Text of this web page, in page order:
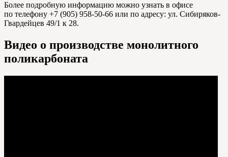
Более подробную информацию можно узнать в офисе
по телефону +7 (905) 958-50-66 или по адресу: ул. Сибиряков-
Гвардейцев 49/1 к 28.
Видео о производстве монолитного
поликарбоната